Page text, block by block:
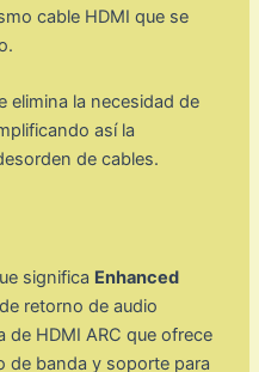
cable HDMI que se
elimina la necesidad de
así la
de cables.
significa Enhanced
retorno de audio
de HDMI ARC que ofrece
de banda y soporte para